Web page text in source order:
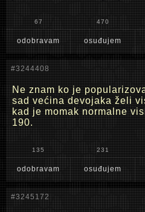
67 470
odobravam osuđujem
#3244408
Ne znam ko je
sad većina devojaka želi
kad je momak normalne
190.
135 231
odobravam osuđujem
#3245172